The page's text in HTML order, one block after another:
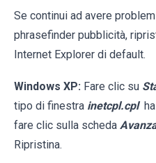
Se continui ad avere
phrasefinder pubblicità,
Internet Explorer di default.
Windows XP: Fare clic su
tipo di finestra inetcpl.cpl
fare clic sulla scheda
Ripristina.